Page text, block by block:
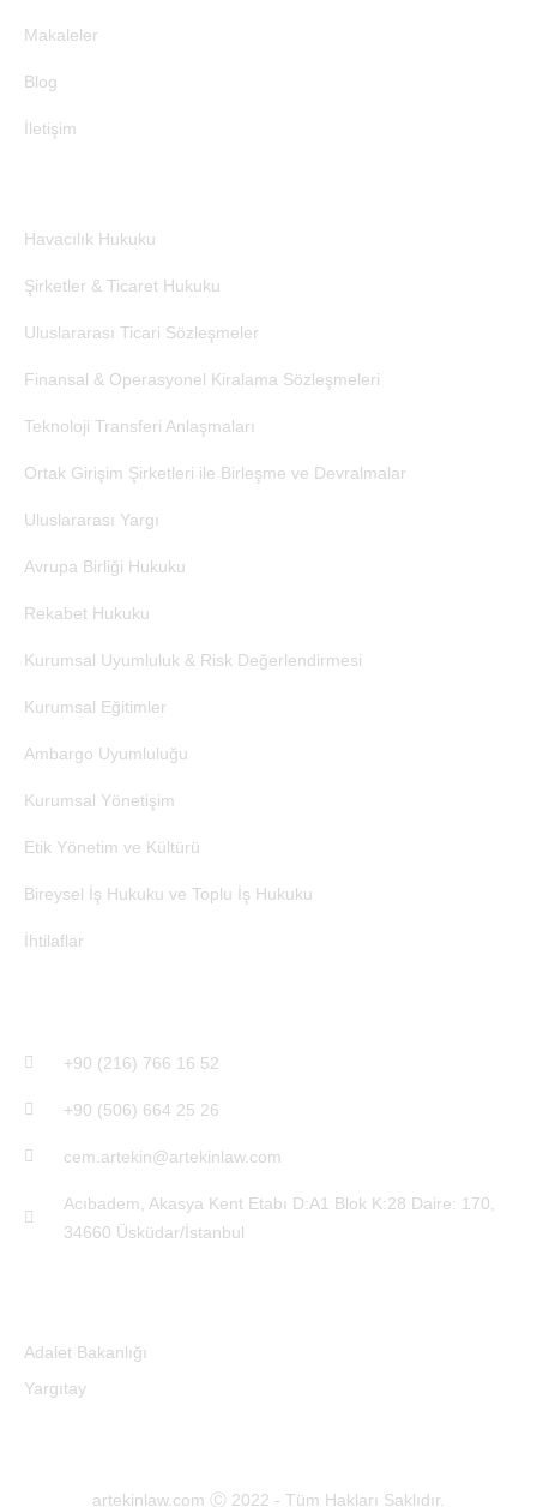
Makaleler
Blog
İletişim
Havacılık Hukuku
Şirketler & Ticaret Hukuku
Uluslararası Ticari Sözleşmeler
Finansal & Operasyonel Kiralama Sözleşmeleri
Teknoloji Transferi Anlaşmaları
Ortak Girişim Şirketleri ile Birleşme ve Devralmalar
Uluslararası Yargı
Avrupa Birliği Hukuku
Rekabet Hukuku
Kurumsal Uyumluluk & Risk Değerlendirmesi
Kurumsal Eğitimler
Ambargo Uyumluluğu
Kurumsal Yönetişim
Etik Yönetim ve Kültürü
Bireysel İş Hukuku ve Toplu İş Hukuku
İhtilaflar
‎+90 (216) 766 16 52
+90 (506) 664 25 26
cem.artekin@artekinlaw.com
Acıbadem, Akasya Kent Etabı D:A1 Blok K:28 Daire: 170,
34660 Üsküdar/İstanbul
Adalet Bakanlığı
Yargıtay
artekinlaw.com Ⓒ 2022 - Tüm Hakları Saklıdır.